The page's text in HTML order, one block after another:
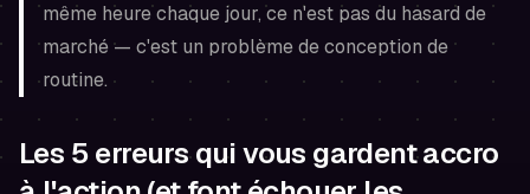
même heure chaque jour, ce n'est pas du hasard de
marché — c'est un problème de conception de
routine.
Les 5 erreurs qui vous gardent accro